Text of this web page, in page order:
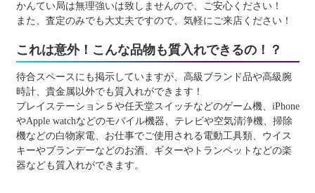
かんてい局は無理強いは致しませんので、ご安心ください！
また、査定のみでも大丈夫ですので、気軽にご来店ください！
これは意外！こんな品物も質入れできるの！？
待合スペースにも掲示していますが、高級ブランド品や高級腕
時計、貴金属以外でも質入れができます！
プレイステーション５や任天堂スイッチなどのゲーム機、iPhone
やApple watchなどのモバイル機器、テレビや空気清浄機、掃除
機などの白物家電、お仕事でご使用される電動工具類、ウイス
キーやブランデーなどのお酒、ギターやトランペットなどの楽
器なども質入れができます。